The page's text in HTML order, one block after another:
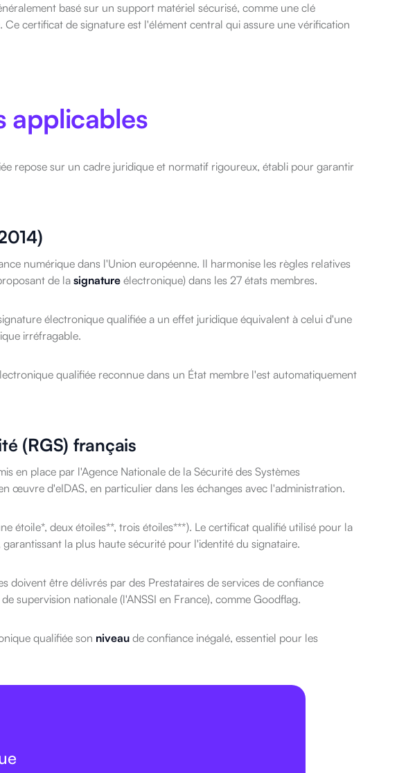
basé sur un support matériel sécurisé, comme une clé
certificat de signature est l'élément central qui assure une vérification
applicables
repose sur un cadre juridique et normatif rigoureux, établi pour garantir
numérique dans l'Union européenne. Il harmonise les règles relatives
de la signature électronique) dans les 27 états membres.
électronique qualifiée a un effet juridique équivalent à celui d'une
irréfragable.
qualifiée reconnue dans un État membre l'est automatiquement
(RGS) français
en place par l'Agence Nationale de la Sécurité des Systèmes
œuvre d'eIDAS, en particulier dans les échanges avec l'administration.
étoile*, deux étoiles**, trois étoiles***). Le certificat qualifié utilisé pour la
garantissant la plus haute sécurité pour l'identité du signataire.
doivent être délivrés par des Prestataires de services de confiance
supervision nationale (l'ANSSI en France), comme Goodflag.
qualifiée son niveau de confiance inégalé, essentiel pour les